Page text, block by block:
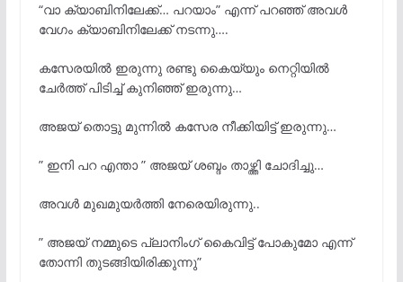
“വാ ക്യാബിനിലേക്ക്… പറയാം” എന്ന് പറഞ്ഞ് അവൾ
വേഗം ക്യാബിനിലേക്ക് നടന്നു….
കസേരയിൽ ഇരുന്നു രണ്ടു കൈയ്യും നെറ്റിയിൽ
ചേർത്ത് പിടിച്ച് കുനിഞ്ഞ് ഇരുന്നു…
അജയ് തൊട്ടു മുന്നിൽ കസേര നീക്കിയിട്ട് ഇരുന്നു…
” ഇനി പറ എന്താ ” അജയ് ശബ്ദം താഴ്ത്തി ചോദിച്ചു…
അവൾ മുഖമുയർത്തി നേരെയിരുന്നു..
” അജയ് നമ്മുടെ പ്ലാനിംഗ് കൈവിട്ട് പോകുമോ എന്ന്
തോന്നി തുടങ്ങിയിരിക്കുന്നു”